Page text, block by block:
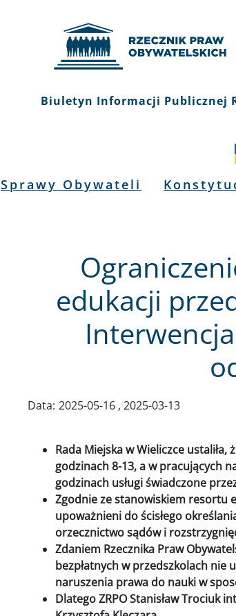
Biuletyn Informacji Publicznej
Sprawy Obywateli
edukacji
Data: 2025-05-16 2025-03-13
Rada Miejska w Wieliczce
godzinach 8-13, a w pracujących
godzinach usługi świadczone
Zgodnie ze stanowiskiem resortu
upoważnieni do ścisłego
orzecznictwo sądów i
Zdaniem Rzecznika Praw
bezpłatnych w przedszkolach
naruszenia prawa do nauki w
Dlatego ZRPO Stanisław Trociuk